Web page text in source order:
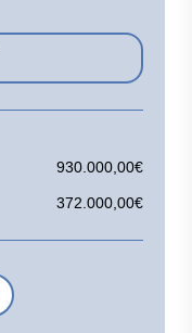
930.000,00€
372.000,00€